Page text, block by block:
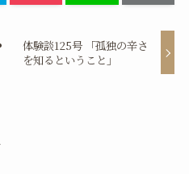
体験談125号 「孤独の辛さ
を知るということ」